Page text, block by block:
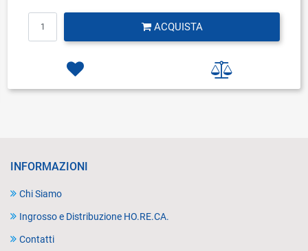
ACQUISTA
INFORMAZIONI
Chi Siamo
Ingrosso e Distribuzione HO.RE.CA.
Contatti